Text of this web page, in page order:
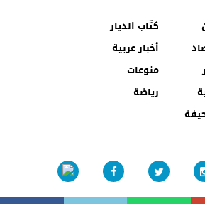
كتّاب الديار
أخبار عربية
منوعات
رياضة